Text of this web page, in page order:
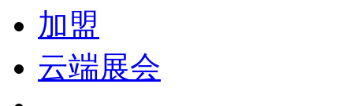
加盟
云端展会